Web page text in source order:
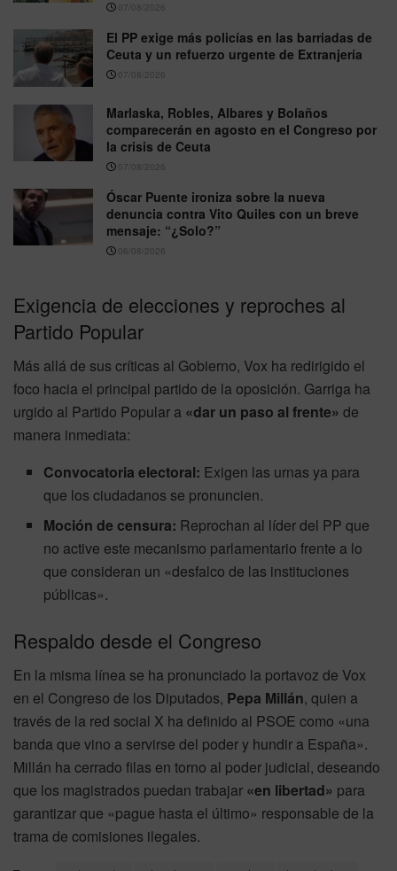
07/08/2026
El PP exige más policías en las barriadas de
Ceuta y un refuerzo urgente de Extranjería
07/08/2026
Marlaska, Robles, Albares y Bolaños
comparecerán en agosto en el Congreso por
la crisis de Ceuta
07/08/2026
Óscar Puente ironiza sobre la nueva
denuncia contra Vito Quiles con un breve
mensaje: “¿Solo?”
06/08/2026
Exigencia de elecciones y reproches al
Partido Popular
Más allá de sus críticas al Gobierno, Vox ha redirigido el
foco hacia el principal partido de la oposición. Garriga ha
urgido al Partido Popular a «dar un paso al frente» de
manera inmediata:
Convocatoria electoral: Exigen las urnas ya para
que los ciudadanos se pronuncien.
Moción de censura: Reprochan al líder del PP que
no active este mecanismo parlamentario frente a lo
que consideran un «desfalco de las instituciones
públicas».
Respaldo desde el Congreso
En la misma línea se ha pronunciado la portavoz de Vox
en el Congreso de los Diputados, Pepa Millán, quien a
través de la red social X ha definido al PSOE como «una
banda que vino a servirse del poder y hundir a España».
Millán ha cerrado filas en torno al poder judicial, deseando
que los magistrados puedan trabajar «en libertad» para
garantizar que «pague hasta el último» responsable de la
trama de comisiones ilegales.